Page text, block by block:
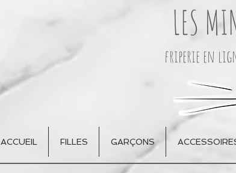
LES
friperie en ligne
ACCUEIL FILLES GARÇONS